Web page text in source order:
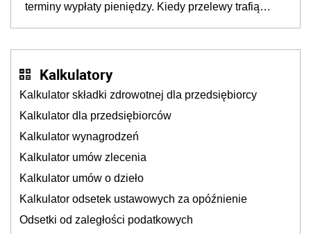
terminy wypłaty pieniędzy. Kiedy przelewy trafią
Kalkulatory
Kalkulator składki zdrowotnej dla przedsiębiorcy
Kalkulator dla przedsiębiorców
Kalkulator wynagrodzeń
Kalkulator umów zlecenia
Kalkulator umów o dzieło
Kalkulator odsetek ustawowych za opóźnienie
Odsetki od zaległości podatkowych